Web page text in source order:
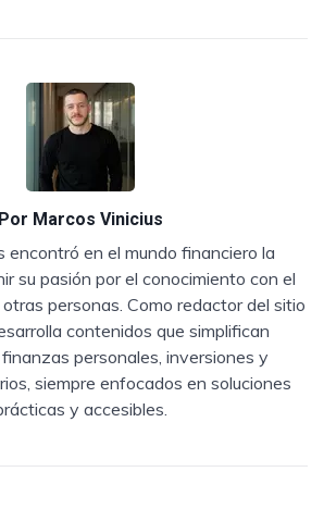
Por Marcos Vinicius
encontró en el mundo financiero la
su pasión por el conocimiento con el
personas. Como redactor del sitio
contenidos que simplifican
personales, inversiones y
siempre enfocados en soluciones
y accesibles.